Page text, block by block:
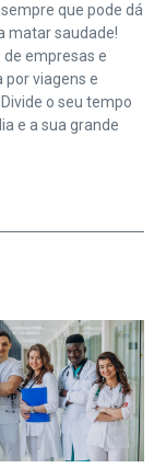
que pode dá
matar saudade!
empresas e
viagens e
o seu tempo
e a sua grande